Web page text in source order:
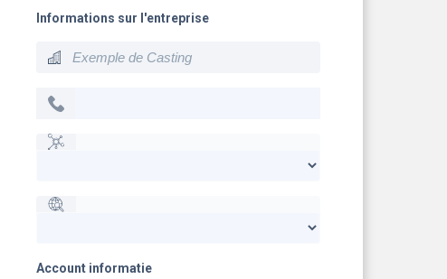
Informations sur l'entreprise
build
Account informatie